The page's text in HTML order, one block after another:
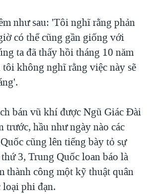
như sau: 'Tôi nghĩ rằng phản
có thể cũng gần giống với
ta đã thấy hồi tháng 10 năm
không nghĩ rằng việc này sẽ
bán vũ khí được Ngũ Giác Đài
trước, hầu như ngày nào các
cũng lên tiếng bày tỏ sự
3, Trung Quốc loan báo là
thành công một kỹ thuật quân
loại phi đạn.